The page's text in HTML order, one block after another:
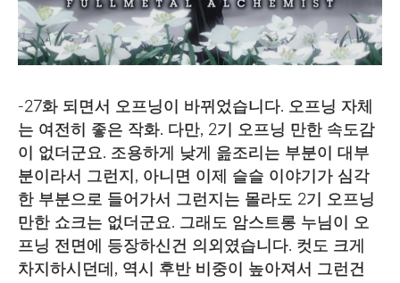
-27화 되면서 오프닝이 바뀌었습니다. 오프닝 자체
는 여전히 좋은 작화. 다만, 2기 오프닝 만한 속도감
이 없더군요. 조용하게 낮게 읊조리는 부분이 대부
분이라서 그런지, 아니면 이제 슬슬 이야기가 심각
한 부분으로 들어가서 그런지는 몰라도 2기 오프닝
만한 쇼크는 없더군요. 그래도 암스트롱 누님이 오
프닝 전면에 등장하신건 의외였습니다. 컷도 크게
차지하시던데, 역시 후반 비중이 높아져서 그런건